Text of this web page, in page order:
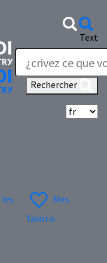
Text
Rechercher
Mes
favoris